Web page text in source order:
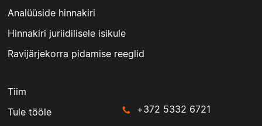
Analüüside hinnakiri
Hinnakiri juriidilisele isikule
Ravijärjekorra pidamise reeglid
Tiim
Tule tööle +372 5332 6721